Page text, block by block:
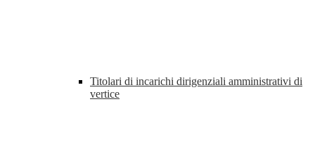
Titolari di incarichi dirigenziali amministrativi di
vertice